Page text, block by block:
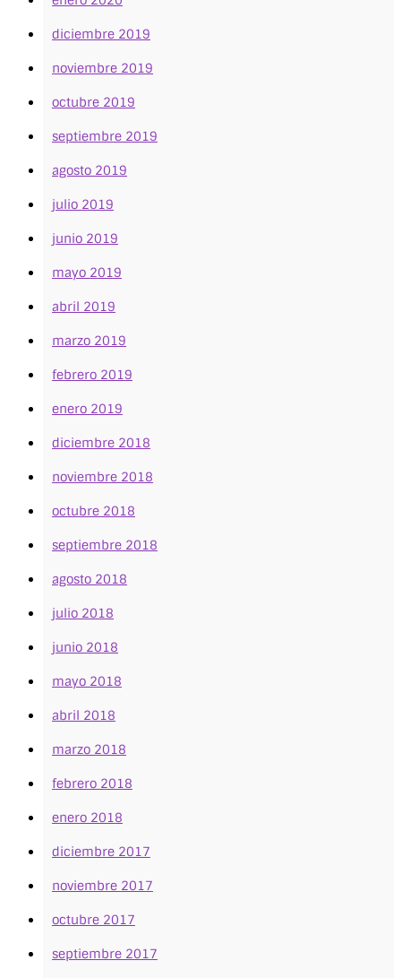
diciembre 2019
noviembre 2019
octubre 2019
septiembre 2019
agosto 2019
julio 2019
junio 2019
mayo 2019
abril 2019
marzo 2019
febrero 2019
enero 2019
diciembre 2018
noviembre 2018
octubre 2018
septiembre 2018
agosto 2018
julio 2018
junio 2018
mayo 2018
abril 2018
marzo 2018
febrero 2018
enero 2018
diciembre 2017
noviembre 2017
octubre 2017
septiembre 2017